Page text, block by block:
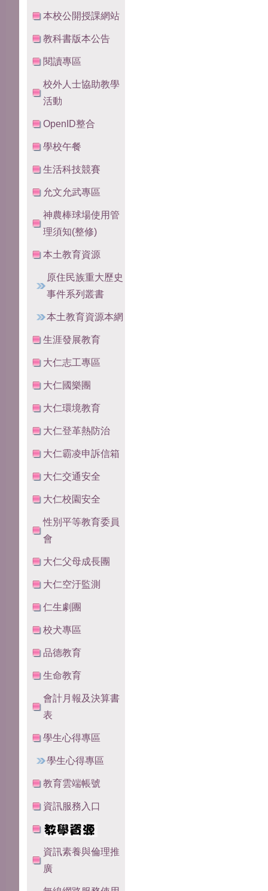
本校公開授課網站
教科書版本公告
閱讀專區
校外人士協助教學
活動
OpenID整合
學校午餐
生活科技競賽
允文允武專區
神農棒球場使用管
理須知(整修)
本土教育資源
原住民族重大歷史
事件系列叢書
本土教育資源本網
生涯發展教育
大仁志工專區
大仁國樂團
大仁環境教育
大仁登革熱防治
大仁霸凌申訴信箱
大仁交通安全
大仁校園安全
性別平等教育委員
會
大仁父母成長團
大仁空汙監測
仁生劇團
校犬專區
品德教育
生命教育
會計月報及決算書
表
學生心得專區
學生心得專區
教育雲端帳號
資訊服務入口
資訊素養與倫理推
廣